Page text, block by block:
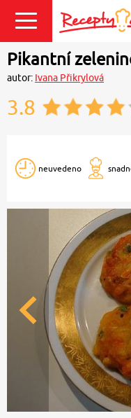
Přihlásit se
Pikantní
autor: Ivana Přikrylová
3.8
neuvedeno